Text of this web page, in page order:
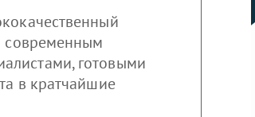
современным
готовыми
в кратчайшие